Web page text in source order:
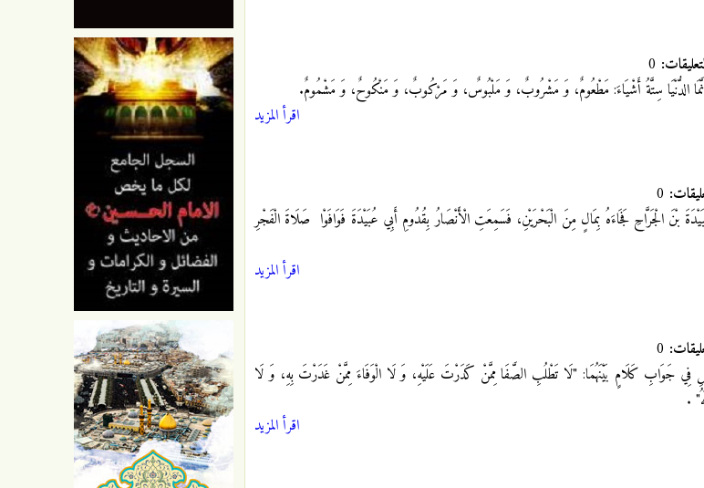
الدُّنْيَا سِتَّةُ أَشْيَاءَ: مَطْعُومٌ، وَ مَشْرُوبٌ، وَ مَلْبُوسٌ، وَ مَرْكُوبٌ، وَ مَنْكُوحٌ، وَ مَشْمُومٌ.
اقرأ المزيد
بْنَ الْجَرَّاحِ فَجَاءَهُ بِمَالٍ مِنَ الْبَحْرَيْنِ، فَسَمِعَتِ الْأَنْصَارُ بِقُدُومِ أَبِي عُبَيْدَةَ فَوَافَوْا صَلَاةَ الْفَجْرِ
اقرأ المزيد
فِي جَوَابِ كَلَامٍ بَيْنَهُمَا: "لَا تَطْلُبِ الصَّفَا مِمَّنْ‏ كَدَرْتَ عَلَيْهِ، وَ لَا الْوَفَاءَ مِمَّنْ غَدَرْتَ بِهِ‏، وَ لَا
.
اقرأ المزيد